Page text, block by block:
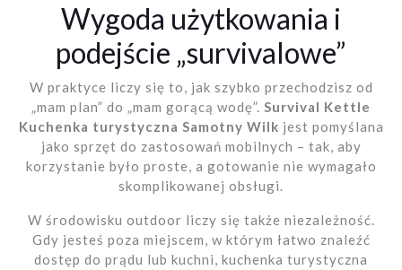
Wygoda użytkowania i
podejście „survivalowe”
W praktyce liczy się to, jak szybko przechodzisz od
„mam plan” do „mam gorącą wodę”. Survival Kettle
Kuchenka turystyczna Samotny Wilk jest pomyślana
jako sprzęt do zastosowań mobilnych – tak, aby
korzystanie było proste, a gotowanie nie wymagało
skomplikowanej obsługi.
W środowisku outdoor liczy się także niezależność.
Gdy jesteś poza miejscem, w którym łatwo znaleźć
dostęp do prądu lub kuchni, kuchenka turystyczna